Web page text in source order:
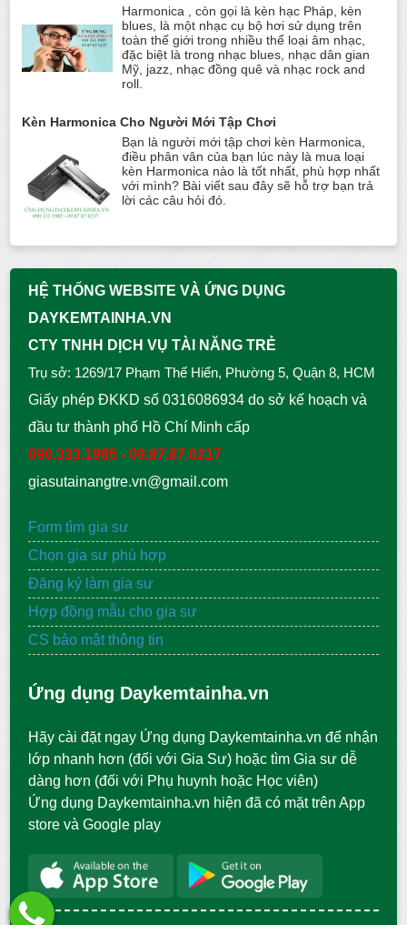
Harmonica , còn gọi là kèn hạc Pháp, kèn
blues, là một nhạc cụ bộ hơi sử dụng trên
toàn thế giới trong nhiều thể loại âm nhạc,
đặc biệt là trong nhạc blues, nhạc dân gian
Mỹ, jazz, nhạc đồng quê và nhạc rock and
roll.
Kèn Harmonica Cho Người Mới Tập Chơi
Bạn là người mới tập chơi kèn Harmonica,
điều phân vân của bạn lúc này là mua loại
kèn Harmonica nào là tốt nhất, phù hợp nhất
với mình? Bài viết sau đây sẽ hỗ trợ bạn trả
lời các câu hỏi đó.
HỆ THỐNG WEBSITE VÀ ỨNG DỤNG
DAYKEMTAINHA.VN
CTY TNHH DỊCH VỤ TÀI NĂNG TRẺ
Trụ sở: 1269/17 Phạm Thế Hiển, Phường 5, Quận 8, HCM
Giấy phép ĐKKD số 0316086934 do sở kế hoạch và
đầu tư thành phố Hồ Chí Minh cấp
090.333.1985 - 09.87.87.0217
giasutainangtre.vn@gmail.com
Form tìm gia sư
Chọn gia sư phù hợp
Đăng ký làm gia sư
Hợp đồng mẫu cho gia sư
CS bảo mật thông tin
Ứng dụng Daykemtainha.vn
Hãy cài đặt ngay Ứng dụng Daykemtainha.vn để nhận
lớp nhanh hơn (đối với Gia Sư) hoặc tìm Gia sư dễ
dàng hơn (đối với Phụ huynh hoặc Học viên)
Ứng dụng Daykemtainha.vn hiện đã có mặt trên App
store và Google play